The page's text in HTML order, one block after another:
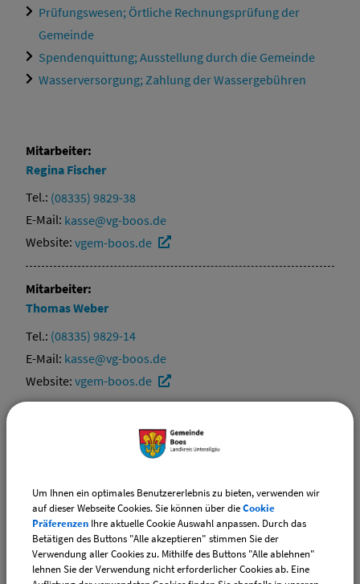
Prüfungswesen; Örtliche Rechnungsprüfung der
Gemeinde
Spendenquittung; Ausstellung durch die Gemeinde
Wasserversorgung; Zahlung der Wassergebühren
Mitarbeiter:
Regina Fischer
Tel.: (08335) 9829-38
E-Mail: kasse@vg-boos.de
Website: vgem-boos.de
Mitarbeiter:
ThomasWeber
Tel.: (08335) 9829-14
E-Mail: kasse@vg-boos.de
Website: vgem-boos.de
E-Mail:kasse@vg-boos.de
Website:vgem-boos.de
Mitarbeiter:
Um Ihnen ein optimales Benutzererlebnis zu bieten, verwenden wir
auf dieser Webseite Cookies. Sie können über dieCookie
Präferenzen Ihre aktuelle Cookie Auswahl anpassen. Durch das
Betätigen des Buttons "Alle akzeptieren" stimmen Sie der
Verwendung aller Cookies zu. Mithilfe des Buttons "Alle ablehnen"
lehnen Sie der Verwendung nicht erforderlicher Cookies ab. Eine